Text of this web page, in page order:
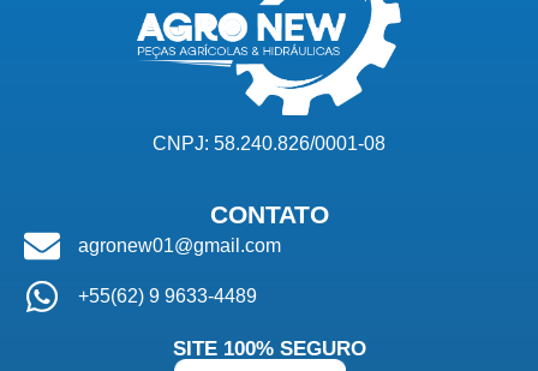
CNPJ: 58.240.826/0001-08
CONTATO
agronew01@gmail.com
+55(62) 9 9633-4489
SITE 100% SEGURO